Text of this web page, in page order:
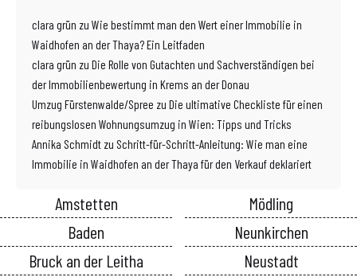
clara grün zu Wie bestimmt man den Wert einer Immobilie in
Waidhofen an der Thaya? Ein Leitfaden
clara grün zu Die Rolle von Gutachten und Sachverständigen bei
der Immobilienbewertung in Krems an der Donau
Umzug Fürstenwalde/Spree zu Die ultimative Checkliste für einen
reibungslosen Wohnungsumzug in Wien: Tipps und Tricks
Annika Schmidt zu Schritt-für-Schritt-Anleitung: Wie man eine
Immobilie in Waidhofen an der Thaya für den Verkauf deklariert
Amstetten
Baden
Bruck an der Leitha
Mödling
Neunkirchen
Neustadt